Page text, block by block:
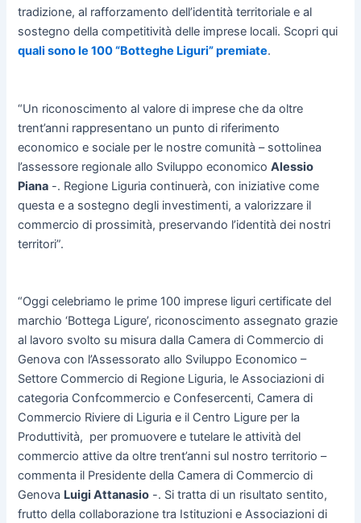
tradizione, al rafforzamento dell’identità territoriale e al
sostegno della competitività delle imprese locali. Scopri qui
quali sono le 100 “Botteghe Liguri” premiate.
“Un riconoscimento al valore di imprese che da oltre
trent’anni rappresentano un punto di riferimento
economico e sociale per le nostre comunità – sottolinea
l’assessore regionale allo Sviluppo economicoAlessio
Piana -. Regione Liguria continuerà, con iniziative come
questa e a sostegno degli investimenti, a valorizzare il
commercio di prossimità, preservando l’identità dei nostri
territori”.
“Oggi celebriamo le prime 100 imprese liguri certificate del
marchio ‘Bottega Ligure’, riconoscimento assegnato grazie
al lavoro svolto su misura dalla Camera di Commercio di
Genova con l’Assessorato allo Sviluppo Economico –
Settore Commercio di Regione Liguria, le Associazioni di
categoria Confcommercio e Confesercenti, Camera di
Commercio Riviere di Liguria e il Centro Ligure per la
Produttività, per promuovere e tutelare le attività del
commercio attive da oltre trent’anni sul nostro territorio –
commenta il Presidente della Camera di Commercio di
Genova Luigi Attanasio -. Si tratta di un risultato sentito,
frutto della collaborazione tra Istituzioni e Associazioni di